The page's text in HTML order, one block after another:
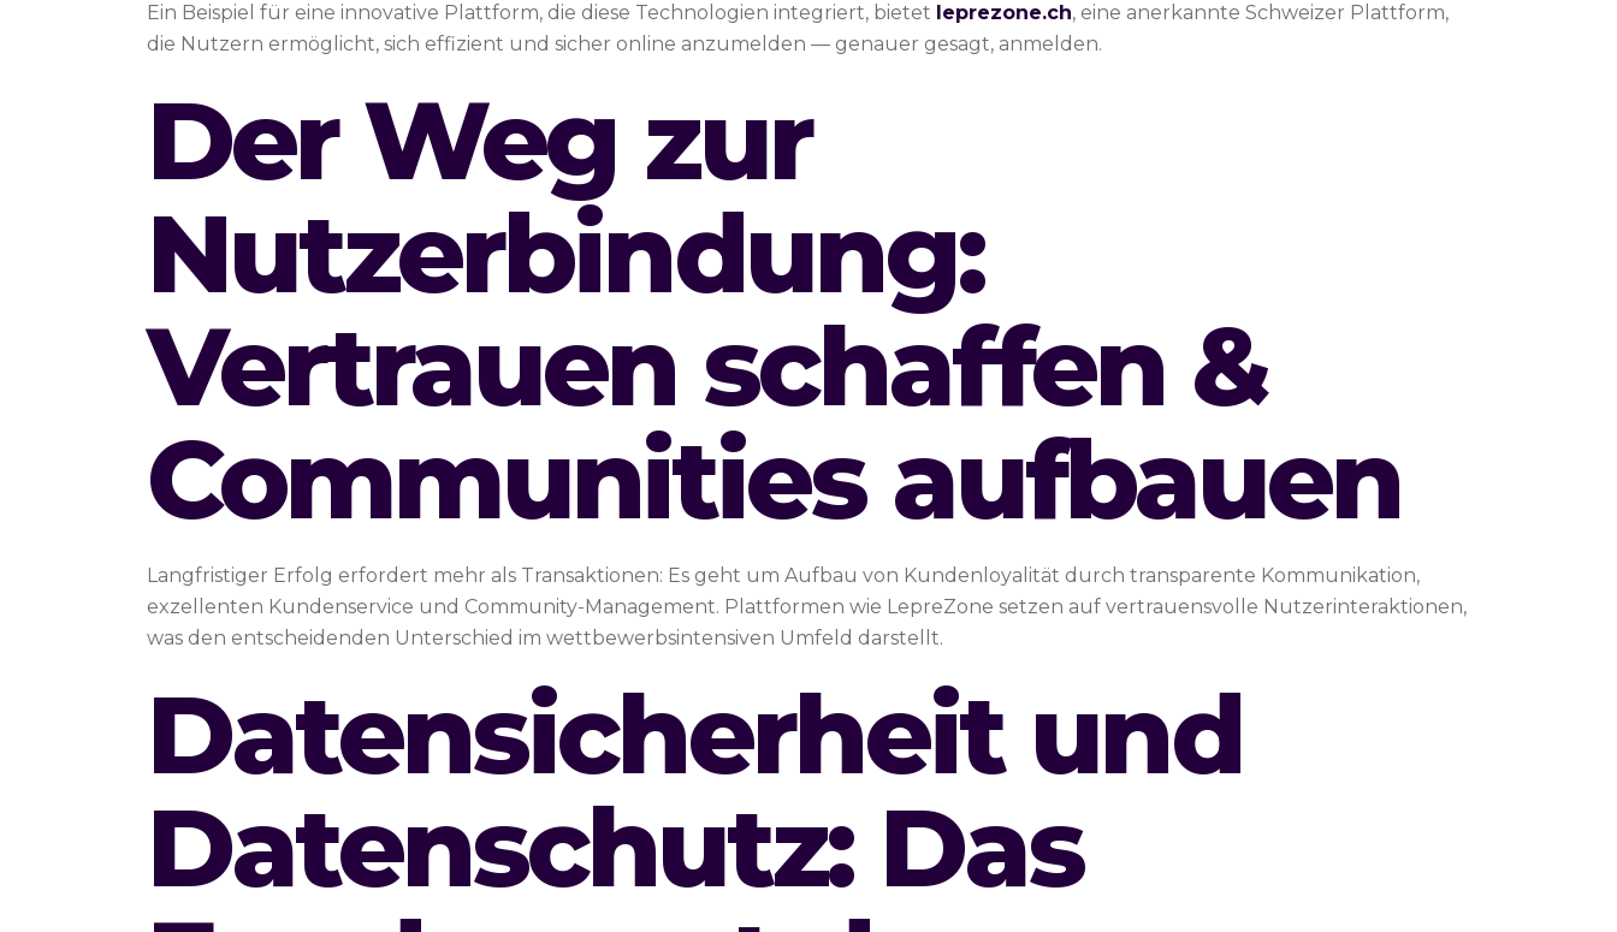
Ein Beispiel für eine innovative Plattform, die diese Technologien integriert, bietet leprezone.ch, eine anerkannte Schweizer Plattform,
die Nutzern ermöglicht, sich effizient und sicher online anzumelden — genauer gesagt, anmelden.
Der Weg zur
Nutzerbindung:
Vertrauen schaffen &
Communities aufbauen
Langfristiger Erfolg erfordert mehr als Transaktionen: Es geht um Aufbau von Kundenloyalität durch transparente Kommunikation,
exzellenten Kundenservice und Community-Management. Plattformen wie LepreZone setzen auf vertrauensvolle Nutzerinteraktionen,
was den entscheidenden Unterschied im wettbewerbsintensiven Umfeld darstellt.
Datensicherheit und
Datenschutz: Das